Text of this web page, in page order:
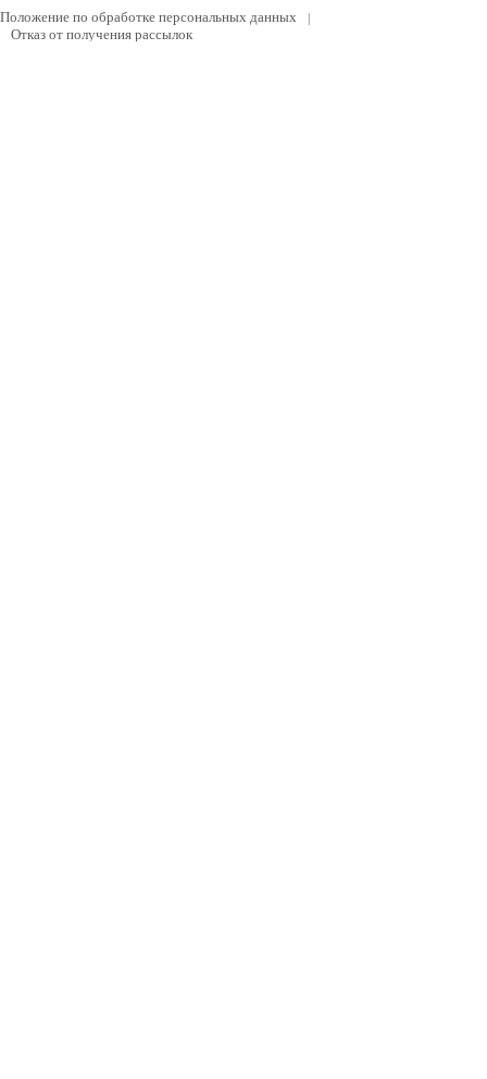
Положение по обработке персональных данных
|
Отказ от получения рассылок